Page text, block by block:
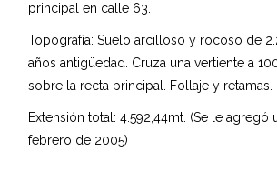
principal en calle 63.
Topografía: Suelo arcilloso y rocoso de
años antigüedad. Cruza una vertiente a
sobre la recta principal. Follaje y retamas.
Extensión total: 4.592,44mt. (Se le agregó
febrero de 2005)